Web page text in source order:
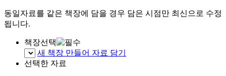
동일자료를 같은 책장에 담을 경우 담은 시점만 최신으로 수정
됩니다.
책장선택
새 책장 만들어 자료 담기
선택한 자료